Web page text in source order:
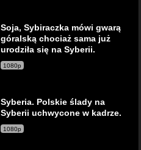
Soja, Sybiraczka mówi gwarą
góralską chociaż sama już
urodziła się na Syberii.
1080p
Syberia. Polskie ślady na
Syberii uchwycone w kadrze.
1080p